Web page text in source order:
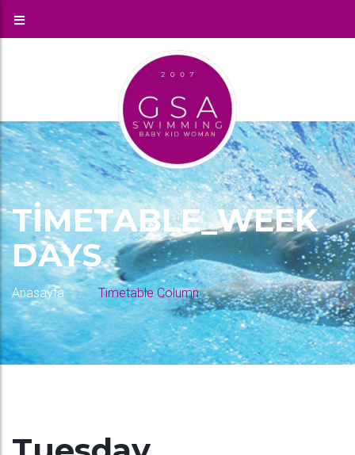
TIMETABLE_WEEK
DAYS
Anasayfa Timetable Column